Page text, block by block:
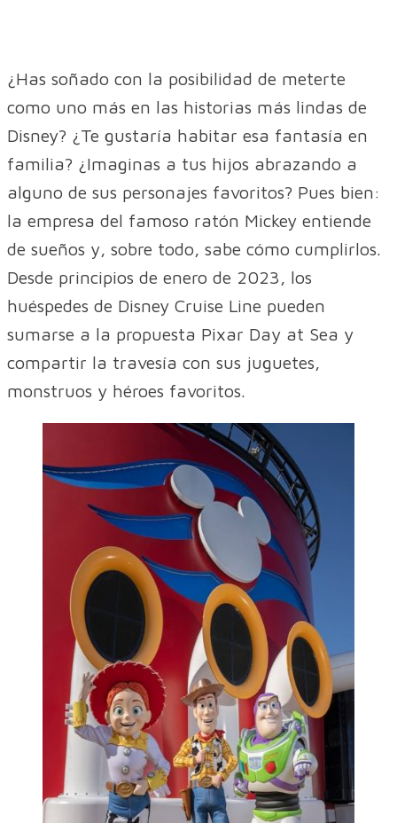
¿Has soñado con la posibilidad de meterte
como uno más en las historias más lindas de
Disney? ¿Te gustaría habitar esa fantasía en
familia? ¿Imaginas a tus hijos abrazando a
alguno de sus personajes favoritos? Pues bien:
la empresa del famoso ratón Mickey entiende
de sueños y, sobre todo, sabe cómo cumplirlos.
Desde principios de enero de 2023, los
huéspedes de Disney Cruise Line pueden
sumarse a la propuesta Pixar Day at Sea y
compartir la travesía con sus juguetes,
monstruos y héroes favoritos.